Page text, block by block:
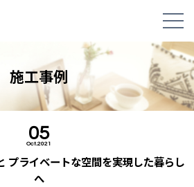
施工事例
05
Oct.2021
プライベートな空間を実現した暮らし
へ